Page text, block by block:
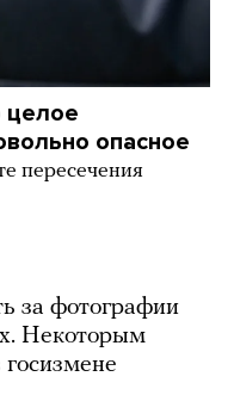
целое
опасное
пересечения
за фотографии
Некоторым